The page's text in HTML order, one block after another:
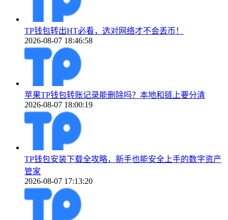
TP钱包转出HT必看，选对网络才不会丢币！
2026-08-07 18:46:58
苹果TP钱包转账记录能删除吗？本地和链上要分清
2026-08-07 18:00:19
TP钱包安装下载全攻略，新手也能安全上手的数字资产
管家
2026-08-07 17:13:20